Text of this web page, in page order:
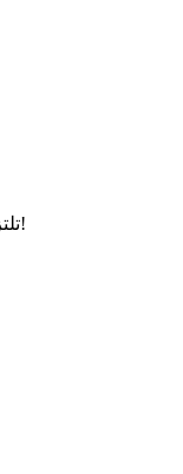
تلتزم الشركة بمبدأ العمل المتمثل في "الخدمة أولاً ، العميل أولاً" وفلسفة العمل المتمثلة في "الجودة أولاً ، الابتكار المستمر" لإرضاء العملاء بمنتجات عالية الجودة وخدمة ما بعد البيع المثالية!